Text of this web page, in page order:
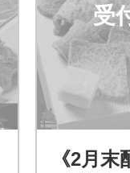
受
《2月